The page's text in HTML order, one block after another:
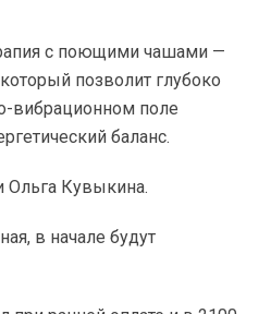
с поющими чашами —
позволит глубоко
вибрационном поле
баланс.
Ольга Кувыкина.
в начале будут